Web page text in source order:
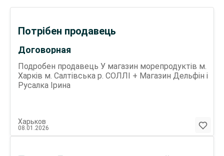
Договорная
Потрібен продавець
Подробен продавець У магазин морепродуктів м.
Харків м. Салтівська р. СОЛЛІ + Магазин Дельфін і
Русалка Ірина
Харьков
08.01.2026